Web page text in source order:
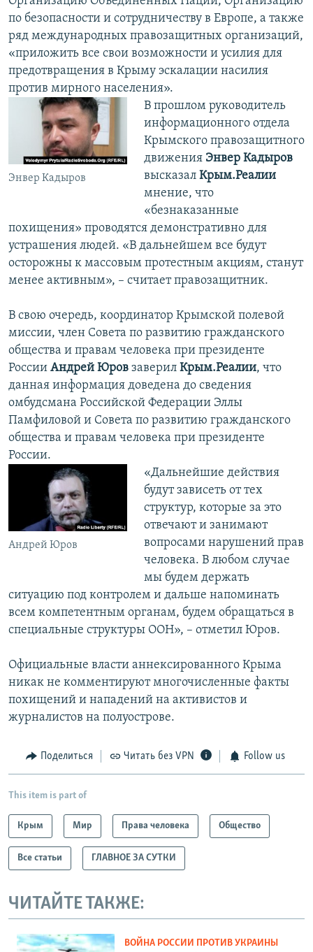
по безопасности и сотрудничеству в Европе, а также
ряд международных правозащитных организаций,
«приложить все свои возможности и усилия для
предотвращения в Крыму эскалации насилия
против мирного населения».
Энвер Кадыров
В прошлом руководитель
информационного отдела
Крымского правозащитного
движения Энвер Кадыров
высказал Крым.Реалии
мнение, что
«безнаказанные
похищения» проводятся демонстративно для
устрашения людей. «В дальнейшем все будут
осторожны к массовым протестным акциям, станут
менее активным», – считает правозащитник.
В свою очередь, координатор Крымской полевой
миссии, член Совета по развитию гражданского
общества и правам человека при президенте
России Андрей Юров заверил Крым.Реалии, что
данная информация доведена до сведения
омбудсмана Российской Федерации Эллы
Памфиловой и Совета по развитию гражданского
общества и правам человека при президенте
России.
Андрей Юров
«Дальнейшие действия
будут зависеть от тех
структур, которые за это
отвечают и занимают
вопросами нарушений прав
человека. В любом случае
мы будем держать
ситуацию под контролем и дальше напоминать
всем компетентным органам, будем обращаться в
специальные структуры ООН», – отметил Юров.
Официальные власти аннексированного Крыма
никак не комментируют многочисленные факты
похищений и нападений на активистов и
журналистов на полуострове.
Поделиться Читать без VPN Follow us
This item is part of
Крым Мир Права человека Общество
Все статьи ГЛАВНОЕ ЗА СУТКИ
ЧИТАЙТЕ ТАКЖЕ:
ВОЙНА РОССИИ ПРОТИВ УКРАИНЫ